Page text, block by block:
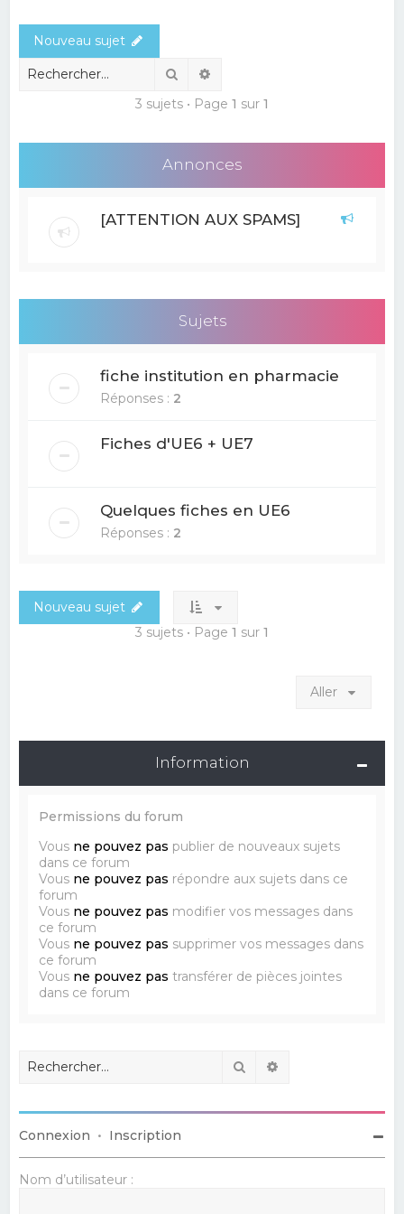
r
Nouveau sujet
Rechercher
3 sujets • Page 1 sur 1
Annonces
[ATTENTION AUX SPAMS]
Sujets
fiche institution en pharmacie
Réponses : 2
Fiches d'UE6 + UE7
Quelques fiches en UE6
Réponses : 2
Nouveau sujet
3 sujets • Page 1 sur 1
Aller
Information
Permissions du forum
Vous ne pouvez pas publier de nouveaux sujets
dans ce forum
Vous ne pouvez pas répondre aux sujets dans ce
forum
Vous ne pouvez pas modifier vos messages dans
ce forum
Vous ne pouvez pas supprimer vos messages dans
ce forum
Vous ne pouvez pas transférer de pièces jointes
dans ce forum
Rechercher
Connexion • Inscription
Nom d’utilisateur :